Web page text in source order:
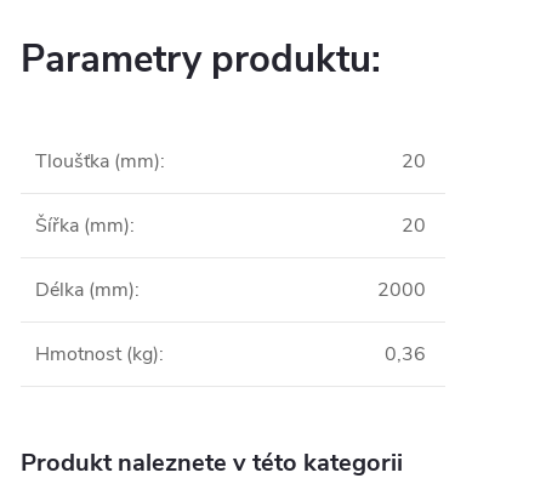
Parametry produktu:
Tloušťka (mm): 20
Šířka (mm): 20
Délka (mm): 2000
Hmotnost (kg): 0,36
Produkt naleznete v této kategorii